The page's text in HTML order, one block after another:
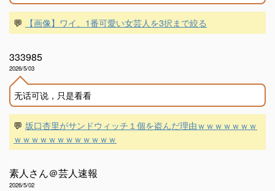
💬 【画像】ワイ、1番可愛い女芸人を3択まで絞る
333985
2026/5/03
无话可说，只是看看
💬 坂口杏里がサンドウィッチ１個を盗んだ理由ｗｗｗｗｗｗｗ
ｗｗｗｗｗｗｗｗｗｗｗｗ
素人さん＠芸人速報
2026/5/02